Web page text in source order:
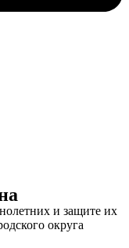
и защите их
округа